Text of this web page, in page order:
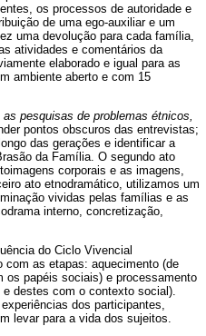
os processos de autoridade e
de uma ego-auxiliar e um
uma devolução para cada família,
atividades e comentários da
elaborado e igual para as
ambiente aberto e com 15
pesquisas de problemas étnicos,
pontos obscuros das entrevistas;
das gerações e identificar a
da Família. O segundo ato
corporais e as imagens,
ato etnodramático, utilizamos um
vividas pelas famílias e as
interno, concretização,
do Ciclo Vivencial
com as etapas: aquecimento (de
os papéis sociais) e processamento
destes com o contexto social).
dos participantes,
levar para a vida dos sujeitos.